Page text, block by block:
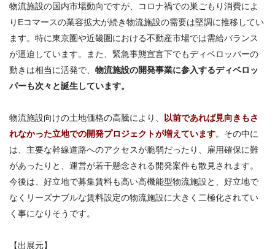
物流施設の国内市場動向ですが、コロナ禍での巣ごもり消費によ
りEコマースの業容拡大が続き物流施設の需要は堅調に推移してい
ます。特に東京圏や近畿圏における不動産市場では需給バランス
が逼迫しています。また、緊急事態宣言下でもディベロッパーの
動きは相当に活発で、 物流施設の開発事業に参入するディベロッ
パーも次々と誕生しています。
物流施設向けの土地価格の高騰により、 以前であれば見向きもさ
れなかった立地での開発プロジェクトが増えています。その中に
は、主要な幹線道路へのアクセスが脆弱だったり、雇用確保に難
があったりと、運営が若干懸念される開発案件も散見されます。
今後は、好立地で募集賃料も高い高機能型物流施設と、好立地で
なくリーズナブルな賃料設定の物流施設に大きく二極化されてい
く事になりそうです。
【出展元】